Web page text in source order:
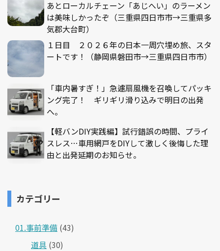
あとローカルチェーン「あじへい」のラーメン
は美味しかったぞ（三重県四日市市→三重県多
気郡大台町）
１日目 ２０２６年の日本一周穴埋め旅、スタ
ートです！（静岡県磐田市→三重県四日市市）
「車内暑すぎ！」急遽扇風機を召喚してパッキ
ング完了！ ギリギリ滑り込みで明日の出発
へ。
【軽バンDIY実践編】試行錯誤の時間、プライ
スレス…車用網戸をDIYして激しく後悔した理
由と出発延期のお知らせ。
カテゴリー
01.事前準備 (43)
道具 (30)